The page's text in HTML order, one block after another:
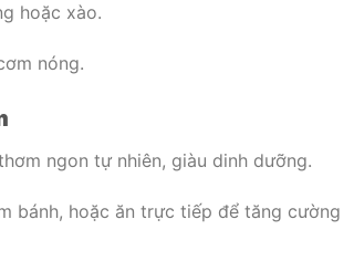
hoặc xào.
nóng.
ngon tự nhiên, giàu dinh dưỡng.
bánh, hoặc ăn trực tiếp để tăng cường